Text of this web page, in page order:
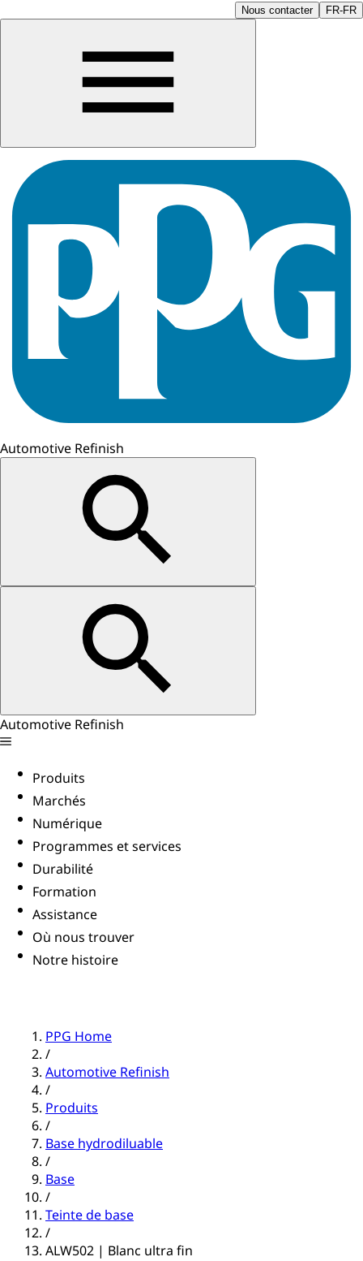
Nous contacter FR-FR
Automotive Refinish
Automotive Refinish
Produits
Marchés
Numérique
Programmes et services
Durabilité
Formation
Assistance
Où nous trouver
Notre histoire
PPG Home
/
Automotive Refinish
/
Produits
/
Base hydrodiluable
/
Base
/
Teinte de base
/
ALW502 | Blanc ultra fin